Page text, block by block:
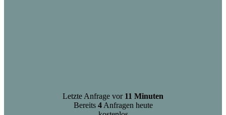
Letzte Anfrage vor 11 Minuten
Bereits 4Anfragen heute